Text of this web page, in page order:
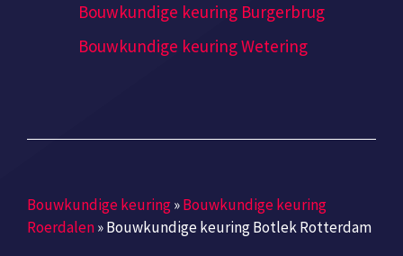
Bouwkundige keuring Burgerbrug
Bouwkundige keuring Wetering
Bouwkundige keuring»Bouwkundige keuring
Roerdalen»Bouwkundige keuring Botlek Rotterdam